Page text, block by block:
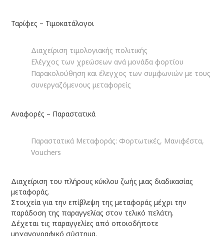
Ταρίφες – Τιμοκατάλογοι
Διαχείριση τιμολογιακής πολιτικής
Ελέγχος των χρεώσεων ανά μονάδα φορτίου
Παρακολούθηση και έλεγχος των συμφωνιών με τους
συνεργαζόμενους μεταφορείς
Αναφορές – Παραστατικά
Παραστατικά Μεταφοράς: Φορτωτικές, Μανιφέστα,
Vouchers
Διαχείριση του πλήρους κύκλου ζωής μιας διαδικασίας
μεταφοράς.
Στοιχεία για την επίβλεψη της μεταφοράς μέχρι την
παράδοση της παραγγελίας στον τελικό πελάτη.
Δέχεται τις παραγγελίες από οποιοδήποτε
μηχανογραφικό σύστημα.